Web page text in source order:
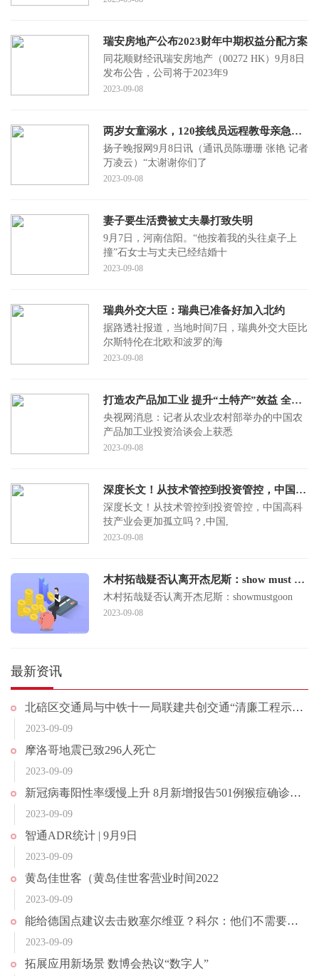
瑞安房地产公布2023财年中期权益分配方案
同花顺财经讯瑞安房地产（00272 HK）9月8日
发布公告，公司将于2023年9
2023-09-08
两岁女童溺水，120接线员远程教母亲急救，孩子转危为安
扬子晚报网9月8日讯（通讯员陈珊珊 张艳 记者
万凌云）“太谢谢你们了
2023-09-08
妻子要生活费被丈夫暴打致失明
9月7日，河南信阳。“他按着我的头往桌子上
撞”石女士与丈夫已经结婚十
2023-09-08
瑞典外交大臣：瑞典已准备好加入北约
据路透社报道，当地时间7日，瑞典外交大臣比
尔斯特伦在北欧和波罗的海
2023-09-08
打造农产品加工业 提升“土特产”效益 全链条推进乡村特色产业
央视网消息：记者从农业农村部举办的中国农
产品加工业投资洽谈会上获悉
2023-09-08
深度长文！从技术管控到投资管控，中国高科技产业会更加孤立吗？
深度长文！从技术管控到投资管控，中国高科
技产业会更加孤立吗？,中国,
2023-09-08
木村拓哉疑否认离开杰尼斯：show must go on
木村拓哉疑否认离开杰尼斯：showmustgoon
2023-09-08
最新资讯
北碚区交通局与中铁十一局联建共创交通“清廉工程示范点”
2023-09-09
摩洛哥地震已致296人死亡
2023-09-09
新冠病毒阳性率缓慢上升 8月新增报告501例猴痘确诊病例
2023-09-09
智通ADR统计 | 9月9日
2023-09-09
黄岛佳世客（黄岛佳世客营业时间2022
2023-09-09
能给德国点建议去击败塞尔维亚？科尔：他们不需要我的建议
2023-09-09
拓展应用新场景 数博会热议“数字人”